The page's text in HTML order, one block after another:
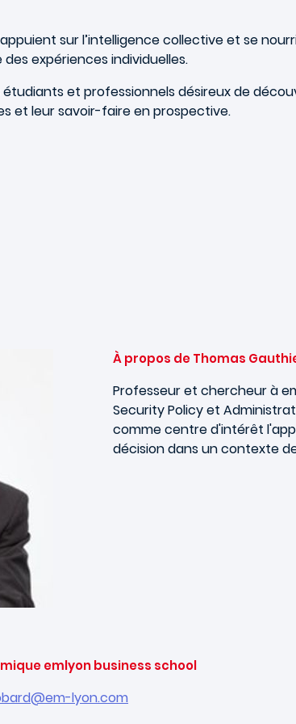
sur l’intelligence collective et se
expériences individuelles.
et professionnels désireux de
et leur savoir-faire en prospective.
À propos de Thomas
Professeur et chercheur à
Security Policy et
comme centre d'intérêt
décision dans un contexte
emlyon business school
lyon.com